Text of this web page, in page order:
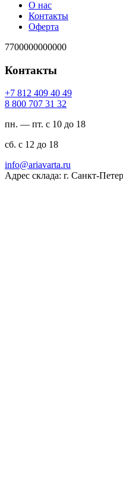
О нас
Контакты
Оферта
7700000000000
Контакты
94 04 904 218 7+
23 13 707 008 8
пн. — пт. с 10 до 18
сб. с 12 до 18
ur.atravaira@ofni
Адрес склада: г. Санкт-